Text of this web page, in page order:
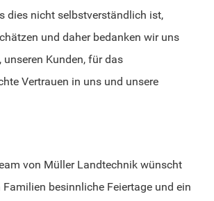
dies nicht selbstverständlich ist,
und daher bedanken wir uns
unseren Kunden, für das
Vertrauen in uns und unsere
von Müller Landtechnik wünscht
Familien besinnliche Feiertage und ein